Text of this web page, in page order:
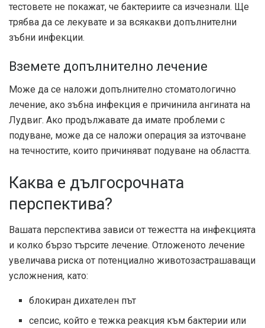
тестовете не покажат, че бактериите са изчезнали. Ще
трябва да се лекувате и за всякакви допълнителни
зъбни инфекции.
Вземете допълнително лечение
Може да се наложи допълнително стоматологично
лечение, ако зъбна инфекция е причинила ангината на
Лудвиг. Ако продължавате да имате проблеми с
подуване, може да се наложи операция за източване
на течностите, които причиняват подуване на областта.
Каква е дългосрочната
перспектива?
Вашата перспектива зависи от тежестта на инфекцията
и колко бързо търсите лечение. Отложеното лечение
увеличава риска от потенциално животозастрашаващи
усложнения, като:
блокиран дихателен път
сепсис, който е тежка реакция към бактерии или